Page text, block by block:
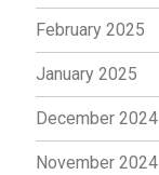
February 2025
January 2025
December 2024
November 2024